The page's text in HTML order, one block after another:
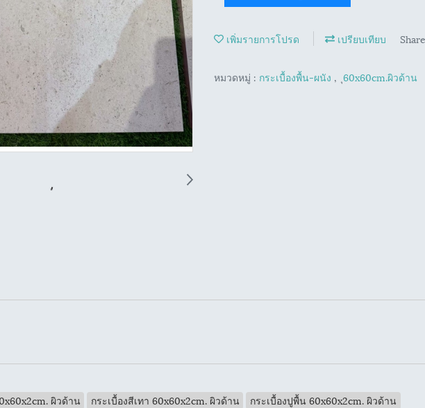
เพิ่มรายการโปรด เปรียบเทียบ Share
หมวดหมู่ : กระเบื้องพื้น-ผนัง , ุ60x60cm.ผิวด้าน
ผิวด้าน กระเบื้องสีเทา 60x60x2cm. ผิวด้าน กระเบื้องปูพื้น 60x60x2cm. ผิวด้าน